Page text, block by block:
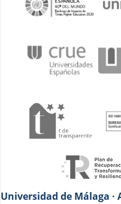
Universidad de Málaga ·